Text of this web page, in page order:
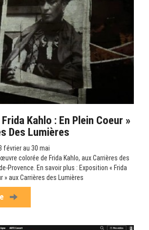
Kahlo : En Plein Coeur »
Des Lumières
février au 30 mai
colorée de Frida Kahlo, aux Carrières des
Provence. En savoir plus : Exposition « Frida
» aux Carrières des Lumières